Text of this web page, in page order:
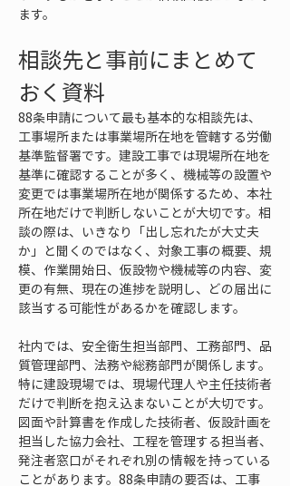
ます。
相談先と事前にまとめて
おく資料
88条申請について最も基本的な相談先は、
工事場所または事業場所在地を管轄する労働
基準監督署です。建設工事では現場所在地を
基準に確認することが多く、機械等の設置や
変更では事業場所在地が関係するため、本社
所在地だけで判断しないことが大切です。相
談の際は、いきなり「出し忘れたが大丈夫
か」と聞くのではなく、対象工事の概要、規
模、作業開始日、仮設物や機械等の内容、変
更の有無、現在の進捗を説明し、どの届出に
該当する可能性があるかを確認します。
社内では、安全衛生担当部門、工務部門、品
質管理部門、法務や総務部門が関係します。
特に建設現場では、現場代理人や主任技術者
だけで判断を抱え込まないことが大切です。
図面や計算書を作成した技術者、仮設計画を
担当した協力会社、工程を管理する担当者、
発注者窓口がそれぞれ別の情報を持っている
ことがあります。88条申請の要否は、工事